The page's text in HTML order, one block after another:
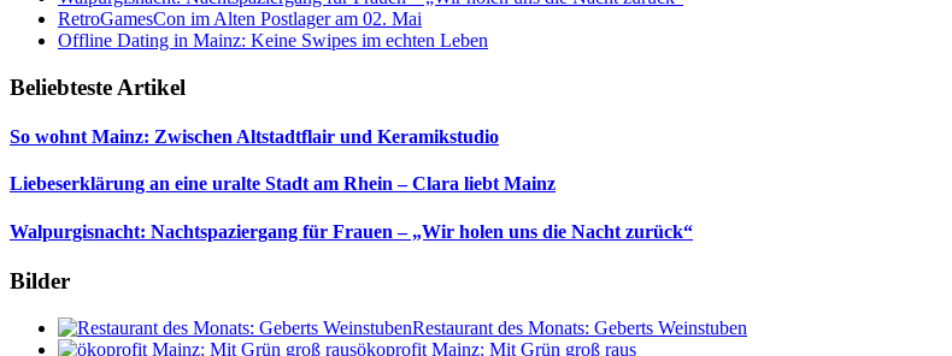
RetroGamesCon im Alten Postlager am 02. Mai
Offline Dating in Mainz: Keine Swipes im echten Leben
Beliebteste Artikel
So wohnt Mainz: Zwischen Altstadtflair und Keramikstudio
Liebeserklärung an eine uralte Stadt am Rhein – Clara liebt Mainz
Walpurgisnacht: Nachtspaziergang für Frauen – „Wir holen uns die Nacht zurück“
Bilder
Restaurant des Monats: Geberts Weinstuben
ökoprofit Mainz: Mit Grün groß raus